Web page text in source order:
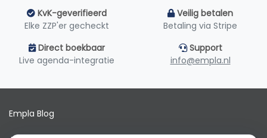
KvK-geverifieerd
Elke ZZP'er gecheckt
Veilig betalen
Betaling via Stripe
Direct boekbaar
Live agenda-integratie
Support
info@empla.nl
Empla Blog